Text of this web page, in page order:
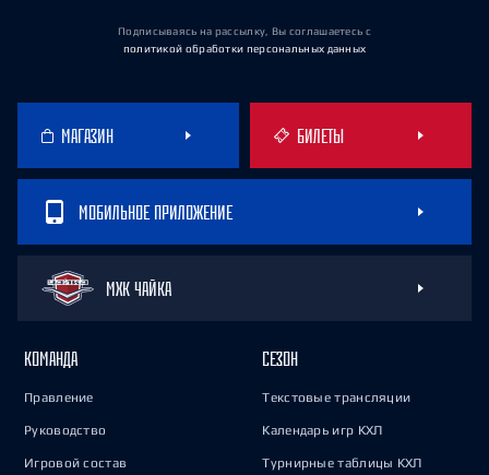
Подписываясь на рассылку, Вы соглашаетесь с
политикой обработки персональных данных
МАГАЗИН БИЛЕТЫ
МОБИЛЬНОЕ ПРИЛОЖЕНИЕ
МХК ЧАЙКА
КОМАНДА
Правление
Руководство
Игровой состав
СЕЗОН
Текстовые трансляции
Календарь игр КХЛ
Турнирные таблицы КХЛ